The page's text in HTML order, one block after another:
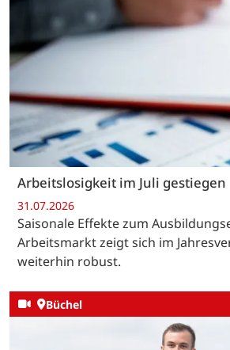
Arbeitslosigkeit im Juli gestiegen
31.07.2026
Saisonale Effekte zum
Arbeitsmarkt zeigt sich im
weiterhin robust.
Büchel